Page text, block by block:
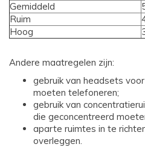
Gemiddeld
Ruim
Hoog
Andere maatregelen zijn:
gebruik van headsets
moeten telefoneren;
gebruik van
die geconcentreerd
aparte ruimtes in te
overleggen.